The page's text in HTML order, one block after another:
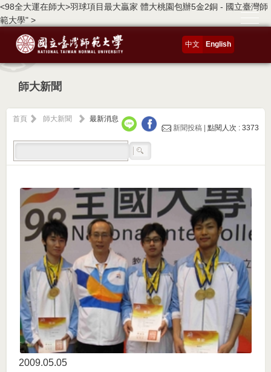
<98全大運在師大>羽球項目最大贏家 體大桃園包辦5金2銅 - 國立臺灣師
範大學" >
English
中文
師大新聞
首頁 師大新聞
最新消息
新聞投稿 |點閱人次 : 3373
2009.05 05